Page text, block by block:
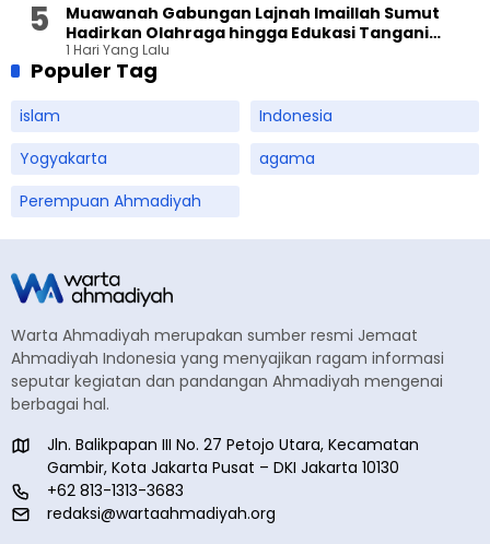
Muawanah Gabungan Lajnah Imaillah Sumut
Hadirkan Olahraga hingga Edukasi Tangani
Sampah
1 Hari Yang Lalu
Populer Tag
islam
Indonesia
Yogyakarta
agama
Perempuan Ahmadiyah
Warta Ahmadiyah merupakan sumber resmi Jemaat
Ahmadiyah Indonesia yang menyajikan ragam informasi
seputar kegiatan dan pandangan Ahmadiyah mengenai
berbagai hal.
Jln. Balikpapan III No. 27 Petojo Utara, Kecamatan
Gambir, Kota Jakarta Pusat – DKI Jakarta 10130
+62 813-1313-3683
redaksi@wartaahmadiyah.org